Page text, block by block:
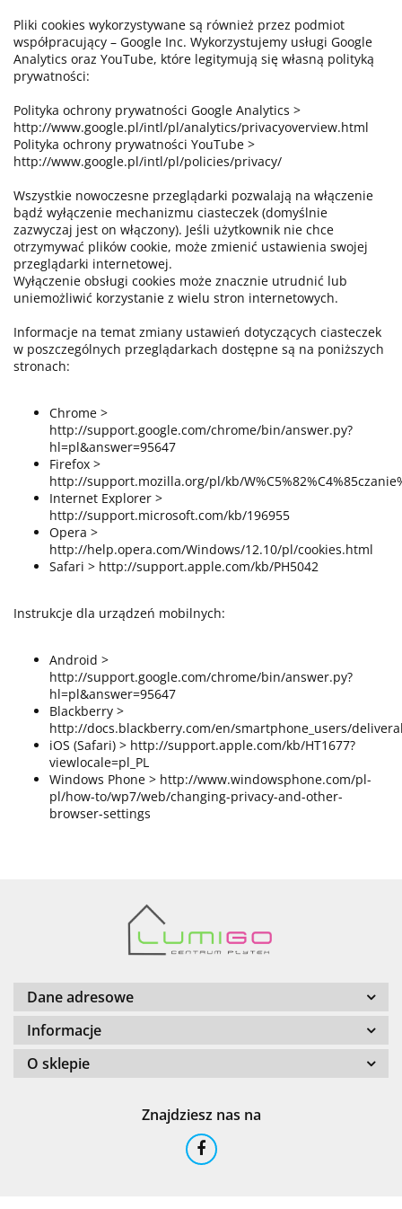
Pliki cookies wykorzystywane są również przez podmiot
współpracujący – Google Inc. Wykorzystujemy usługi Google
Analytics oraz YouTube, które legitymują się własną polityką
prywatności:
Polityka ochrony prywatności Google Analytics >
http://www.google.pl/intl/pl/analytics/privacyoverview.html
Polityka ochrony prywatności YouTube >
http://www.google.pl/intl/pl/policies/privacy/
Wszystkie nowoczesne przeglądarki pozwalają na włączenie
bądź wyłączenie mechanizmu ciasteczek (domyślnie
zazwyczaj jest on włączony). Jeśli użytkownik nie chce
otrzymywać plików cookie, może zmienić ustawienia swojej
przeglądarki internetowej.
Wyłączenie obsługi cookies może znacznie utrudnić lub
uniemożliwić korzystanie z wielu stron internetowych.
Informacje na temat zmiany ustawień dotyczących ciasteczek
w poszczególnych przeglądarkach dostępne są na poniższych
stronach:
Chrome >
http://support.google.com/chrome/bin/answer.py?
hl=pl&answer=95647
Firefox >
http://support.mozilla.org/pl/kb/
Internet Explorer >
http://support.microsoft.com/kb/196955
Opera >
http://help.opera.com/Windows/12.10/pl/cookies.html
Safari > http://support.apple.com/kb/PH5042
Instrukcje dla urządzeń mobilnych:
Android >
http://support.google.com/chrome/bin/answer.py?
hl=pl&answer=95647
Blackberry >
http://docs.blackberry.com/en/smartphone_users/
iOS (Safari) > http://support.apple.com/kb/HT1677?
viewlocale=pl_PL
Windows Phone > http://www.windowsphone.com/pl-
pl/how-to/wp7/web/changing-privacy-and-other-
browser-settings
Dane adresowe
Informacje
O sklepie
Znajdziesz nas na